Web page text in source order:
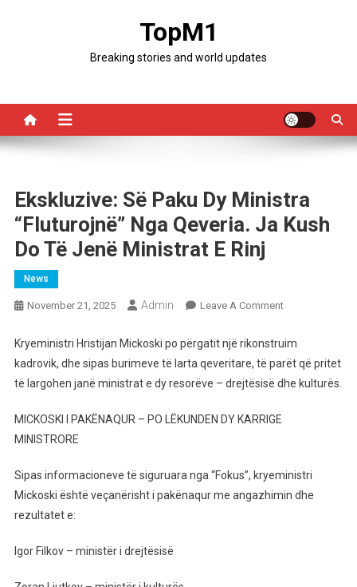
TopM1
Breaking stories and world updates
Ekskluzive: Së Paku Dy Ministra
“fluturojnë” Nga Qeveria. Ja Kush
Do Të Jenë Ministrat E Rinj
News
November 21, 2025 Admin Leave A CommentOn
Së
Paku
Dy
Ja
Kush
Kryeministri Hristijan Mickoski po përgatit një rikonstruim
kadrovik, dhe sipas burimeve të larta qeveritare, të parët që pritet
të largohen janë ministrat e dy resorëve – drejtësisë dhe kulturës.
MICKOSKI I PAKËNAQUR – PO LËKUNDEN DY KARRIGE
MINISTRORE
Sipas informacioneve të siguruara nga “Fokus”, kryeministri
Mickoski është veçanërisht i pakënaqur me angazhimin dhe
rezultatet e:
Igor Filkov – ministër i drejtësisë